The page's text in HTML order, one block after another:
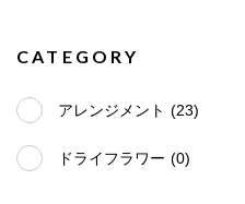
CATEGORY
アレンジメント (23)
ドライフラワー (0)